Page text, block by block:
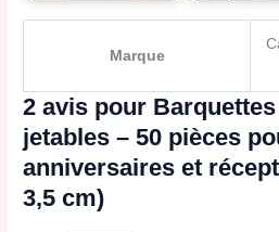
Marque
2 avis pour
jetables – 50 pièces
anniversaires et
3,5 cm)